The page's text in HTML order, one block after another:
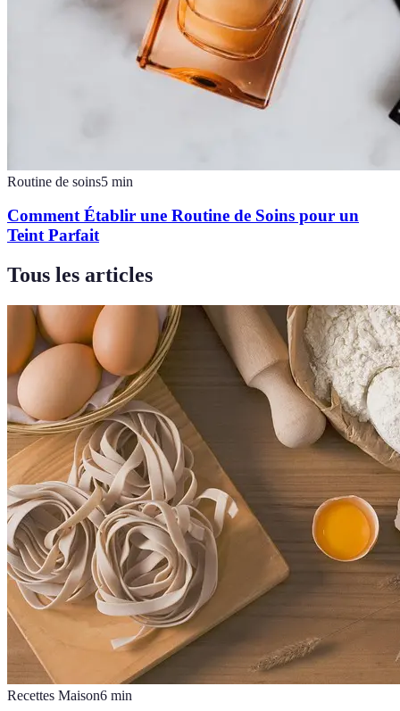
Routine de soins5 min
Comment Établir une Routine de Soins pour un
Teint Parfait
Tous les articles
Recettes Maison6 min